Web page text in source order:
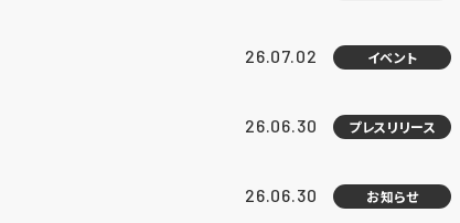
26.07.02 イベント
26.06.30 プレスリリース
26.06.30 お知らせ